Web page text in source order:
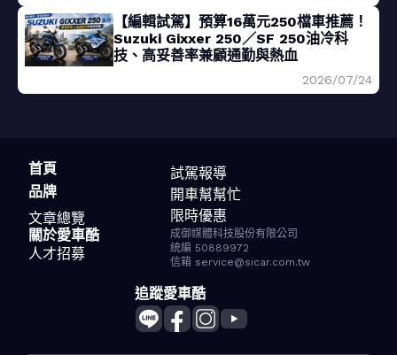
【編輯試駕】預算16萬元250檔車推薦！
Suzuki Gixxer 250／SF 250油冷科
技、高妥善率兼顧通勤與熱血
2026/07/24
首頁
品牌
文章總覽
試駕報導
開車幫幫忙
限時優惠
關於愛車酷
人才招募
成御媒體科技股份有限公司
統編 50889972
信箱 service@sicar.com.tw
追蹤愛車酷